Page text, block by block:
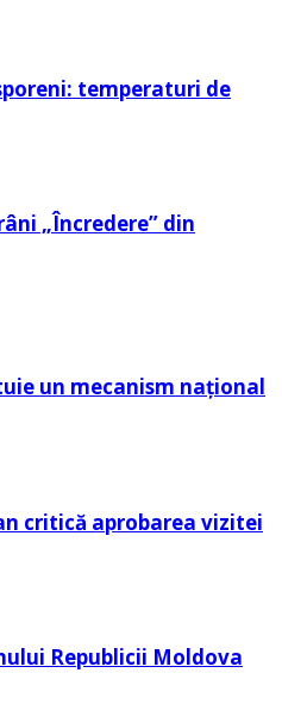
temperaturi de
„Încredere” din
un mecanism național
critică aprobarea vizitei
Republicii Moldova